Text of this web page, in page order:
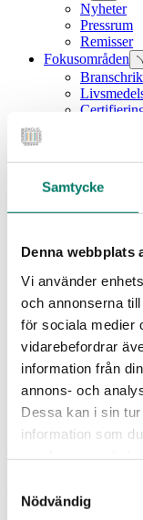
Samtycke
Denna webbplats
Vi använder
och annonserna
för sociala medier
vidarebefordrar
information från
annons- och
Dessa kan i sin
information som
Nödvändig
Nyheter
Pressrum
Remisser
Fokusområden
Mat &
Om oss
Vår
Våra
Vår
Årets
Kunskapsbank
Vanliga
Rapporter
Moms på
Webbinarium
Vem har